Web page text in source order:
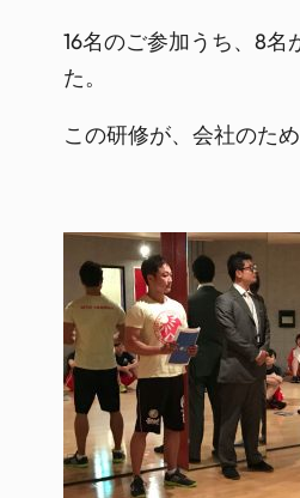
16名のご参加うち、8
た。
この研修が、会社のた